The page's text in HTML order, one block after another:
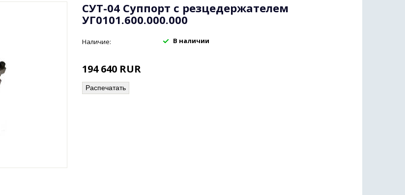
СУТ-04 Суппорт с резцедержателем
УГ0101.600.000.000
Наличие: В наличии
194 640 RUR
Распечатать